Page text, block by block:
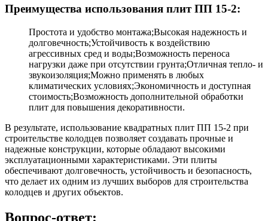
Преимущества использования плит ПП 15-2:
Простота и удобство монтажа;Высокая надежность и
долговечность;Устойчивость к воздействию
агрессивных сред и воды;Возможность переноса
нагрузки даже при отсутствии грунта;Отличная тепло- и
звукоизоляция;Можно применять в любых
климатических условиях;Экономичность и доступная
стоимость;Возможность дополнительной обработки
плит для повышения декоративности.
В результате, использование квадратных плит ПП 15-2 при
строительстве колодцев позволяет создавать прочные и
надежные конструкции, которые обладают высокими
эксплуатационными характеристиками. Эти плиты
обеспечивают долговечность, устойчивость и безопасность,
что делает их одним из лучших выборов для строительства
колодцев и других объектов.
Вопрос-ответ: